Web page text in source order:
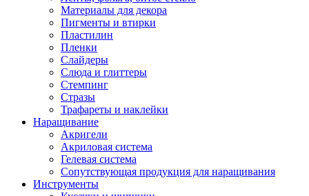
Материалы для декора
Пигменты и втирки
Пластилин
Пленки
Слайдеры
Слюда и глиттеры
Стемпинг
Стразы
Трафареты и наклейки
Наращивание
Акригели
Акриловая система
Гелевая система
Сопутствующая продукция для наращивания
Инструменты